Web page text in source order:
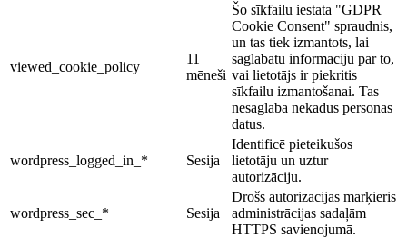
viewed_cookie_policy
11
mēneši
Šo sīkfailu iestata "GDPR
Cookie Consent" spraudnis,
un tas tiek izmantots, lai
saglabātu informāciju par to,
vai lietotājs ir piekritis
sīkfailu izmantošanai. Tas
nesaglabā nekādus personas
datus.
wordpress_logged_in_* Sesija
Identificē pieteikušos
lietotāju un uztur
autorizāciju.
wordpress_sec_* Sesija
Drošs autorizācijas marķieris
administrācijas sadaļām
HTTPS savienojumā.